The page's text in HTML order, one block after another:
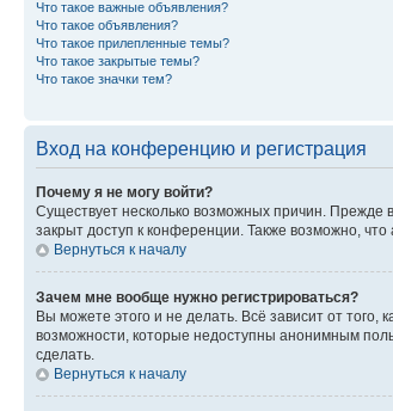
Что такое важные объявления?
Что такое объявления?
Что такое прилепленные темы?
Что такое закрытые темы?
Что такое значки тем?
Вход на конференцию и регистрация
Почему я не могу войти?
Существует несколько возможных причин. Прежде
закрыт доступ к конференции. Также возможно,
Вернуться к началу
Зачем мне вообще нужно регистрироваться?
Вы можете этого и не делать. Всё зависит от
возможности, которые недоступны анонимным
сделать.
Вернуться к началу